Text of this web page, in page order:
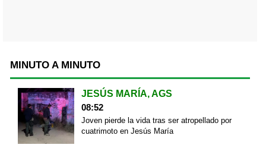
MINUTO A MINUTO
JESÚS MARÍA, AGS
08:52
Joven pierde la vida tras ser atropellado por
cuatrimoto en Jesús María